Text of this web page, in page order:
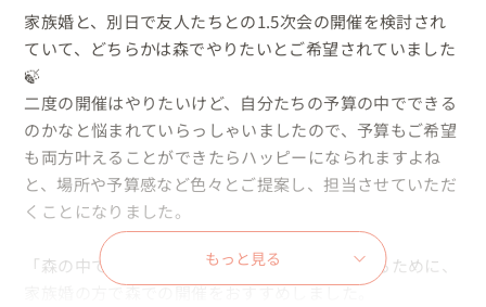
家族婚と、別日で友人たちとの1.5次会の開催を検討され
ていて、どちらかは森でやりたいとご希望されていました
🍃
二度の開催はやりたいけど、自分たちの予算の中でできる
のかなと悩まれていらっしゃいましたので、予算もご希望
も両方叶えることができたらハッピーになられますよね
と、場所や予算感など色々とご提案し、担当させていただ
くことになりました。
「森の中で結婚式をしたい」という想いを叶えるために、
家族婚の方で森での開催をおすすめしました。
もっと見る